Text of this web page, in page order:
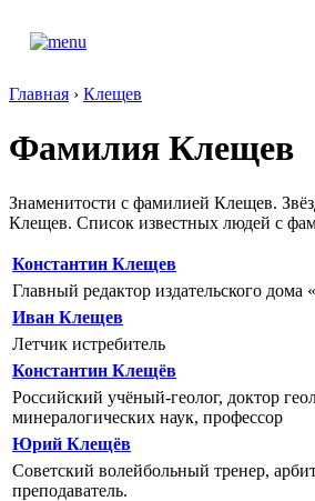
Главная › Клещев
Фамилия Клещев
Знаменитости с фамилией Клещев.
Клещев. Список известных людей с
Константин Клещев
Главный редактор издательского дома
Иван Клещев
Летчик истребитель
Константин Клещёв
Российский учёный-геолог, доктор
минералогических наук, профессор
Юрий Клещёв
Советский волейбольный тренер,
преподаватель.